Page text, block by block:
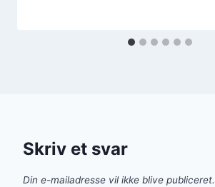
Skriv et svar
Din e-mailadresse vil ikke blive publiceret.